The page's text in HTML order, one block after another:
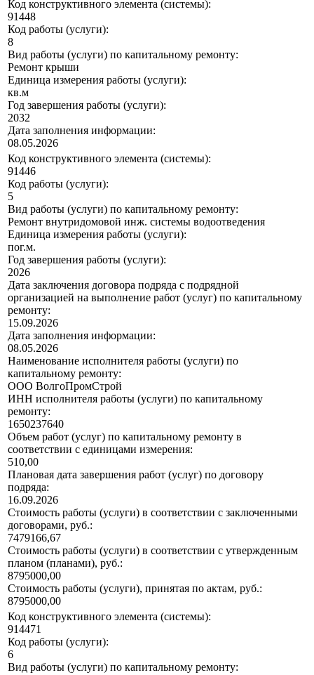
Код конструктивного элемента (системы):
91448
Код работы (услуги):
8
Вид работы (услуги) по капитальному ремонту:
Ремонт крыши
Единица измерения работы (услуги):
кв.м
Год завершения работы (услуги):
2032
Дата заполнения информации:
08.05.2026
Код конструктивного элемента (системы):
91446
Код работы (услуги):
5
Вид работы (услуги) по капитальному ремонту:
Ремонт внутридомовой инж. системы водоотведения
Единица измерения работы (услуги):
пог.м.
Год завершения работы (услуги):
2026
Дата заключения договора подряда с подрядной
организацией на выполнение работ (услуг) по капитальному
ремонту:
15.09.2026
Дата заполнения информации:
08.05.2026
Наименование исполнителя работы (услуги) по
капитальному ремонту:
ООО ВолгоПромСтрой
ИНН исполнителя работы (услуги) по капитальному
ремонту:
1650237640
Объем работ (услуг) по капитальному ремонту в
соответствии с единицами измерения:
510,00
Плановая дата завершения работ (услуг) по договору
подряда:
16.09.2026
Стоимость работы (услуги) в соответствии с заключенными
договорами, руб.:
7479166,67
Стоимость работы (услуги) в соответствии с утвержденным
планом (планами), руб.:
8795000,00
Стоимость работы (услуги), принятая по актам, руб.:
8795000,00
Код конструктивного элемента (системы):
914471
Код работы (услуги):
6
Вид работы (услуги) по капитальному ремонту: